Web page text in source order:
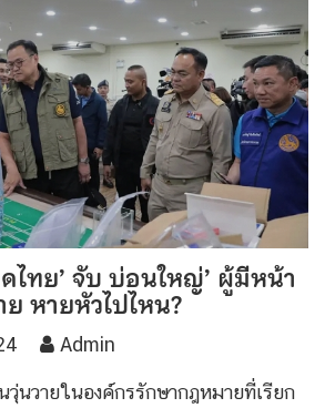
ไทย’ จับ บ่อนใหญ่’ ผู้มีหน้า
หายหัวไปไหน?
Admin
นวายในองค์กรรักษากฎหมายที่เรียก